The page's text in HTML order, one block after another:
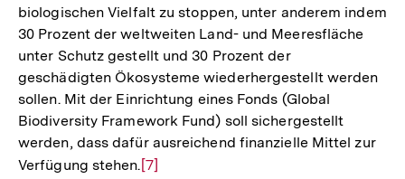
biologischen Vielfalt zu stoppen, unter anderem indem
30 Prozent der weltweiten Land- und Meeresfläche
unter Schutz gestellt und 30 Prozent der
geschädigten Ökosysteme wiederhergestellt werden
sollen. Mit der Einrichtung eines Fonds (Global
Biodiversity Framework Fund) soll sichergestellt
werden, dass dafür ausreichend finanzielle Mittel zur
Verfügung stehen. Zur
[7]